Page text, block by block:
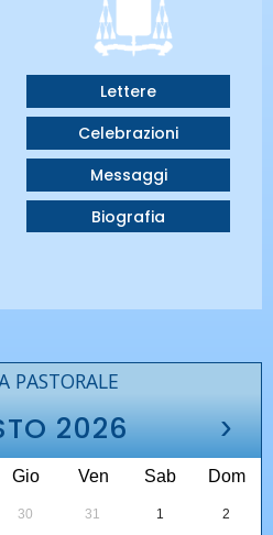
Lettere
Celebrazioni
Messaggi
Biografia
PASTORALE
2026 ›
Gio Ven Sab Dom
30 31 1 2